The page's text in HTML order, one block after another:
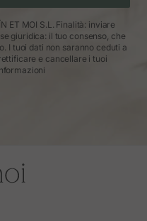
ET MOI S.L. Finalità: inviare
giuridica: il tuo consenso, che
I tuoi dati non saranno ceduti a
e cancellare i tuoi